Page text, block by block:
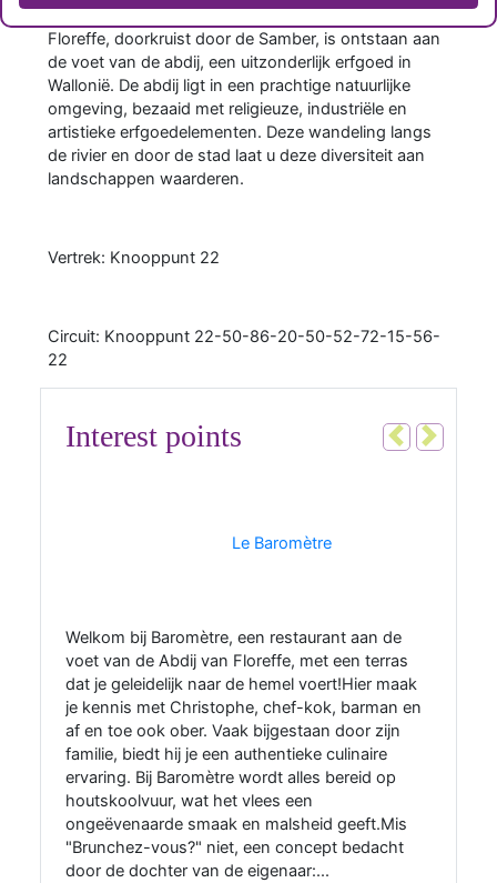
Floreffe, doorkruist door de Samber, is ontstaan ​​aan
de voet van de abdij, een uitzonderlijk erfgoed in
Wallonië. De abdij ligt in een prachtige natuurlijke
omgeving, bezaaid met religieuze, industriële en
artistieke erfgoedelementen. Deze wandeling langs
de rivier en door de stad laat u deze diversiteit aan
landschappen waarderen.
Vertrek: Knooppunt 22
Circuit: Knooppunt 22-50-86-20-50-52-72-15-56-
22
Interest points Vorig
Le Baromètre
Welkom bij Baromètre, een restaurant aan de
voet van de Abdij van Floreffe, met een terras
dat je geleidelijk naar de hemel voert!Hier maak
je kennis met Christophe, chef-kok, barman en
af en toe ook ober. Vaak bijgestaan door zijn
familie, biedt hij je een authentieke culinaire
ervaring. Bij Baromètre wordt alles bereid op
houtskoolvuur, wat het vlees een
ongeëvenaarde smaak en malsheid geeft.Mis
"Brunchez-vous?" niet, een concept bedacht
door de dochter van de eigenaar:...